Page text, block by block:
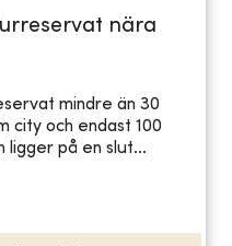
nära
mindre än 30
city och endast 100
ligger på en slut...